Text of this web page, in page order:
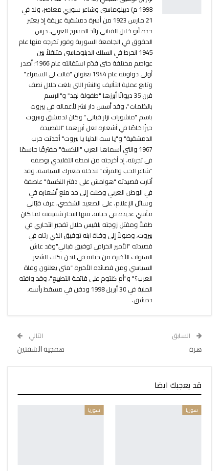
1998 م) ديبلوماسي وشاعر سوري معاصر، ولد في
21 مارس 1923 من أسرة دمشقية عريقة إذ يعتبر
جده أبو خليل القباني رائد المسرح العربي. درس
الحقوق في الجامعة السورية وفور تخرجه منها عام
1945 انخرط في السلك الدبلوماسي متنقلاً بين
عواصم مختلفة حتى قدّم استقالته عام 1966؛ أصدر
أولى دواوينه عام 1944 بعنوان "قالت لي السمراء"
وتابع عملية التأليف والنشر التي بلغت خلال نصف
قرن 35 ديوانًا أبرزها "طفولة نهد" و"الرسم
بالكلمات"، وقد أسس دار نشر لأعماله في بيروت
باسم "منشورات نزار قباني" وكان لدمشق وبيروت
حيزًا خاصًا في أشعاره لعل أبرزهما "القصيدة
الدمشقية" و"يا ست الدنيا يا بيروت" أحدثت حرب
1967 والتي أسماها العرب "النكسة" مفترقًا حاسمًا
في تجربته، إذ أخرجته من نمطه التقليدي بوصفه
"شاعر الحب والمرأة" لتدخله معترك السياسة، وقد
أثارت قصيدته "هوامش على دفتر النكسة" عاصفة
في الوطن العربي وصلت إلى حد منع أشعاره في
وسائل الإعلام. على الصعيد الشخصي، عرف قبّاني
مآسي عديدة في حياته، منها انتحار شقيقته لما كان
طفلاً ومقتل زوجته بلقيس خلال تفجير انتحاري في
بيروت، وصولاً إلى وفاة ابنه توفيق الذي رثاه في
قصيدته "الأمير الخرافي توفيق قباني"وقد عاش
السنوات الأخيرة من حياته في لندن يكتب الشعر
السياسي ومن قصائده الأخيرة "متى يعلنون وفاة
العرب؟" و"أم كلثوم على قائمة التطبيع"، وقد وافته
المنية في 30 أبريل 1998 ودفن في مسقط رأسه،
دمشق.
السابق
هرة
التالي
همجية الشفتين
قد يعجبك ايضا
سوريا سوريا